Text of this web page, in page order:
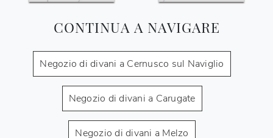
CONTINUA A NAVIGARE
Negozio di divani a Cernusco sul Naviglio
Negozio di divani a Carugate
Negozio di divani a Melzo